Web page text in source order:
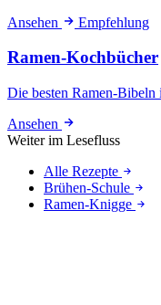
Ansehen Empfehlung
Ramen-Kochbücher
Die besten Ramen-Bibeln
Ansehen
Weiter im Lesefluss
Alle Rezepte
Brühen-Schule
Ramen-Knigge